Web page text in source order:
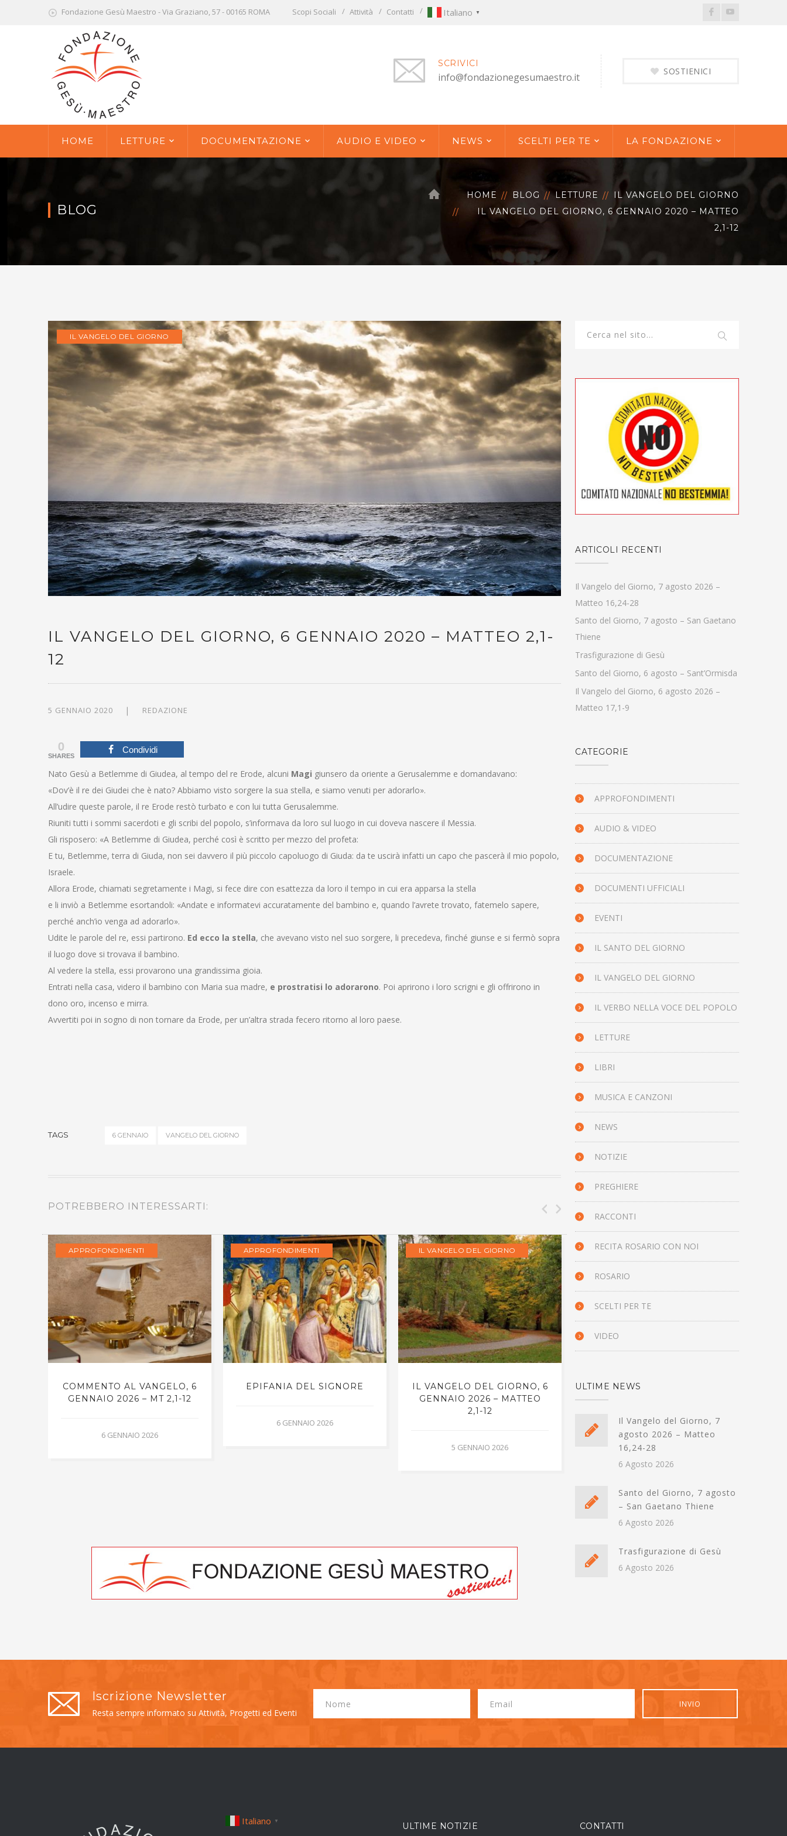
Fondazione Gesù Maestro - Via Graziano, 57 - 00165 ROMA Scopi Sociali Attività Contatti Italiano ▼
FacebookYoutube
SOSTIENICI
SCRIVICI
info@fondazionegesumaestro.it
HOME LETTURE DOCUMENTAZIONE AUDIO E VIDEO NEWS SCELTI PER TE LA FONDAZIONE
BLOG
HOME BLOG LETTURE
IL VANGELO DEL GIORNO
IL VANGELO DEL GIORNO, 6 GENNAIO 2020 – MATTEO
2,1-12
IL VANGELO DEL GIORNO
IL VANGELO DEL GIORNO, 6 GENNAIO 2020 – MATTEO 2,1-
12
5 GENNAIO 2020 REDAZIONE
0
SHARES
Condividi
Nato Gesù a Betlemme di Giudea, al tempo del re Erode, alcuni Magi giunsero da oriente a Gerusalemme e domandavano:
«Dov’è il re dei Giudei che è nato? Abbiamo visto sorgere la sua stella, e siamo venuti per adorarlo».
All’udire queste parole, il re Erode restò turbato e con lui tutta Gerusalemme.
Riuniti tutti i sommi sacerdoti e gli scribi del popolo, s’informava da loro sul luogo in cui doveva nascere il Messia.
Gli risposero: «A Betlemme di Giudea, perché così è scritto per mezzo del profeta:
E tu, Betlemme, terra di Giuda, non sei davvero il più piccolo capoluogo di Giuda: da te uscirà infatti un capo che pascerà il mio popolo,
Israele.
Allora Erode, chiamati segretamente i Magi, si fece dire con esattezza da loro il tempo in cui era apparsa la stella
e li inviò a Betlemme esortandoli: «Andate e informatevi accuratamente del bambino e, quando l’avrete trovato, fatemelo sapere,
perché anch’io venga ad adorarlo».
Udite le parole del re, essi partirono. Ed ecco la stella, che avevano visto nel suo sorgere, li precedeva, finché giunse e si fermò sopra
il luogo dove si trovava il bambino.
Al vedere la stella, essi provarono una grandissima gioia.
Entrati nella casa, videro il bambino con Maria sua madre, e prostratisi lo adorarono. Poi aprirono i loro scrigni e gli offrirono in
dono oro, incenso e mirra.
Avvertiti poi in sogno di non tornare da Erode, per un’altra strada fecero ritorno al loro paese.
TAGS 6 GENNAIO VANGELO DEL GIORNO
POTREBBERO INTERESSARTI:
APPROFONDIMENTI
COMMENTO AL VANGELO, 6
GENNAIO 2026 – MT 2,1-12
6 GENNAIO 2026
APPROFONDIMENTI
EPIFANIA DEL SIGNORE
6 GENNAIO 2026
IL VANGELO DEL GIORNO
IL VANGELO DEL GIORNO, 6
GENNAIO 2026 – MATTEO
2,1-12
5 GENNAIO 2026
IL SANTO DEL GIORNO
SANTO DEL GIORNO, 6
GENNAIO – SAN ANDREA
5 GENNAIO 2026
ARTICOLI RECENTI
Il Vangelo del Giorno, 7 agosto 2026 –
Matteo 16,24-28
Santo del Giorno, 7 agosto – San Gaetano
Thiene
Trasfigurazione di Gesù
Santo del Giorno, 6 agosto – Sant’Ormisda
Il Vangelo del Giorno, 6 agosto 2026 –
Matteo 17,1-9
CATEGORIE
APPROFONDIMENTI
AUDIO & VIDEO
DOCUMENTAZIONE
DOCUMENTI UFFICIALI
EVENTI
IL SANTO DEL GIORNO
IL VANGELO DEL GIORNO
IL VERBO NELLA VOCE DEL POPOLO
LETTURE
LIBRI
MUSICA E CANZONI
NEWS
NOTIZIE
PREGHIERE
RACCONTI
RECITA ROSARIO CON NOI
ROSARIO
SCELTI PER TE
VIDEO
ULTIME NEWS
Il Vangelo del Giorno, 7
agosto 2026 – Matteo
16,24-28
6 Agosto 2026
Santo del Giorno, 7 agosto
– San Gaetano Thiene
6 Agosto 2026
Trasfigurazione di Gesù
6 Agosto 2026
Iscrizione Newsletter
Resta sempre informato su Attività, Progetti ed Eventi
Italiano ▼
ULTIME NOTIZIE CONTATTI